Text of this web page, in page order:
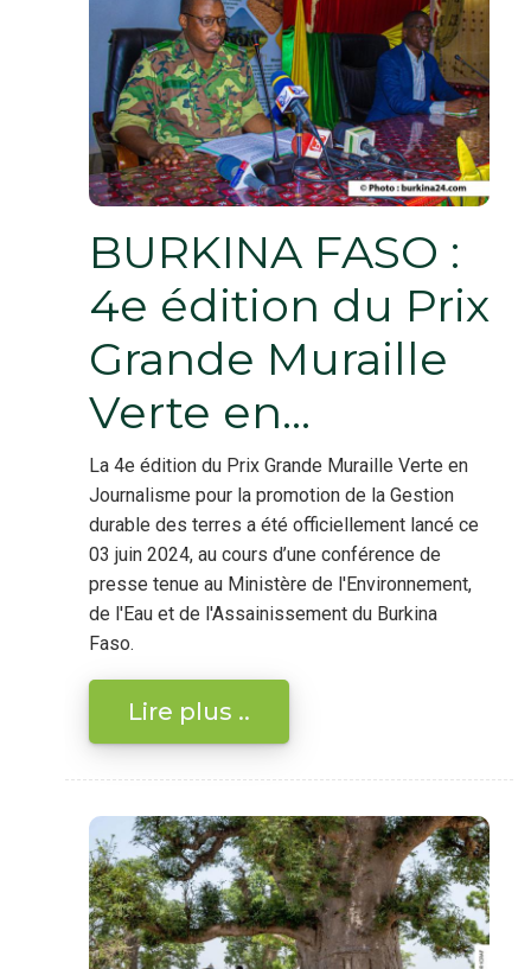
BURKINA FASO :
4e édition du Prix
Grande Muraille
Verte en…
La 4e édition du Prix Grande Muraille Verte en
Journalisme pour la promotion de la Gestion
durable des terres a été officiellement lancé ce
03 juin 2024, au cours d’une conférence de
presse tenue au Ministère de l'Environnement,
de l'Eau et de l'Assainissement du Burkina
Faso.
Lire plus ..